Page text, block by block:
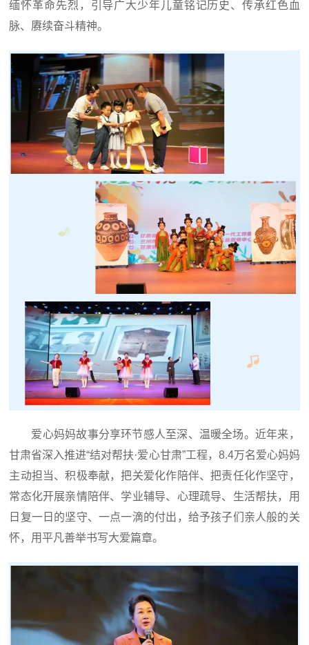
缅怀革命先烈，引导广大少年儿童铭记历史、传承红色血
脉、赓续奋斗精神。
爱心妈妈故事分享环节感人至深、温暖全场。近年来，
甘肃省深入推进“结对帮扶·爱心甘肃”工程，8.4万名爱心妈妈
主动担当、积极奉献，把关爱化作陪伴、把责任化作坚守，
常态化开展亲情陪伴、学业辅导、心理疏导、生活帮扶，用
日复一日的坚守、一点一滴的付出，给予孩子们亲人般的关
怀，用平凡善举书写大爱篇章。